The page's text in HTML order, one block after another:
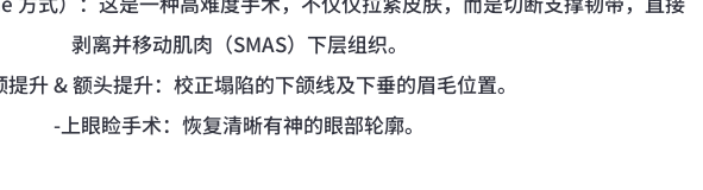
剥离并移动肌肉（SMAS）下层组织。
提升 & 额头提升：校正塌陷的下颌线及下垂的眉毛位置。
-上眼睑手术：恢复清晰有神的眼部轮廓。